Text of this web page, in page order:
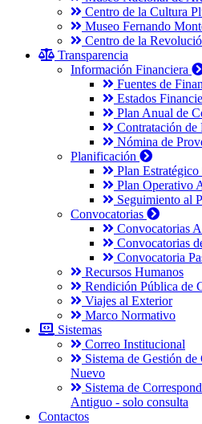
Centro de la Cultura
Museo Fernando
Centro de la
Transparencia
Información Financiera
Fuentes de
Estados
Plan Anual de
Contratación de
Nómina de
Planificación
Plan
Plan Operativo
Seguimiento al
Convocatorias
Convocatorias
Convocatorias
Convocatoria
Recursos Humanos
Rendición Pública de
Viajes al Exterior
Marco Normativo
Sistemas
Correo Institucional
Sistema de Gestión
Nuevo
Sistema de
Antiguo - solo consulta
Contactos